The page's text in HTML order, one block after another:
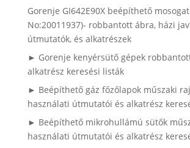
Gorenje GI642E90X beépíthető
No:20011937)- robbantott ábra, házi
útmutatók, és alkatrészek
► Gorenje kenyérsütő gépek
alkatrész keresési listák
► Beépíthető gáz főzőlapok műszaki
használati útmutatói és alkatrész
► Beépíthető mikrohullámú sütők
használati útmutatói és alkatrész